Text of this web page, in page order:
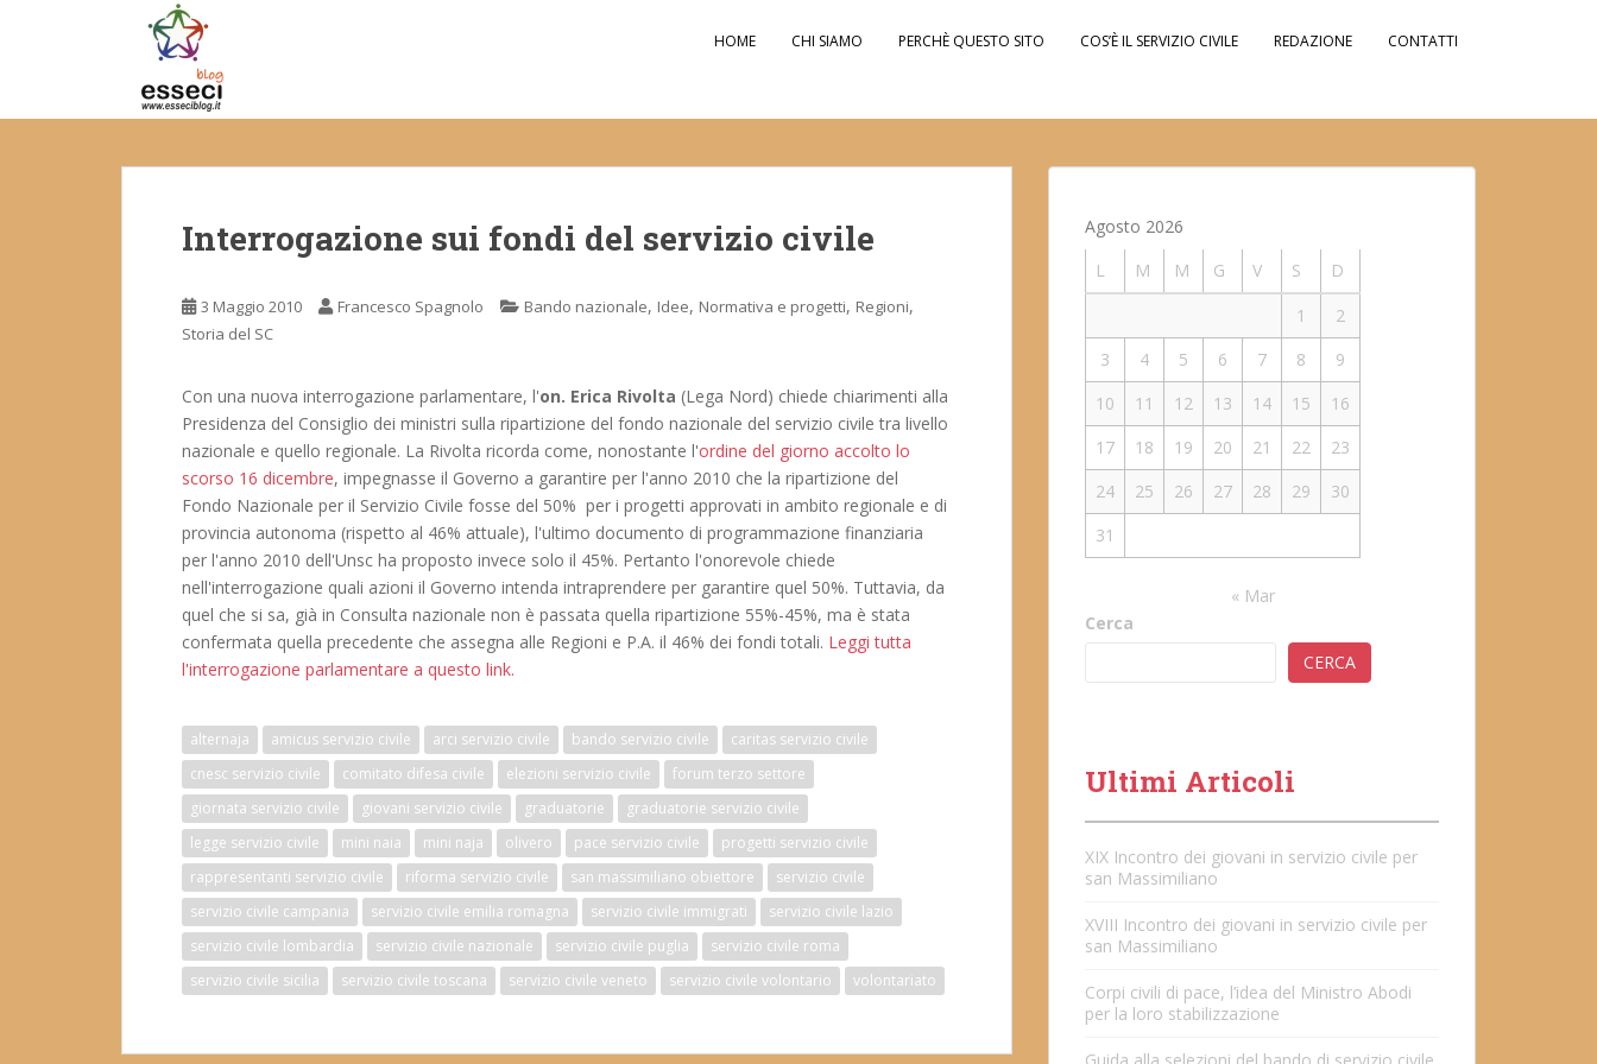
t
HOME CHI SIAMO PERCHÈ QUESTO SITO COS’È IL SERVIZIO CIVILE REDAZIONE CONTATTI
Interrogazione sui fondi del servizio civile
3 Maggio 2010 Francesco Spagnolo Bando nazionale, Idee, Normativa e progetti, Regioni,
Storia del SC
Con una nuova interrogazione parlamentare, l'on. Erica Rivolta (Lega Nord) chiede chiarimenti alla
Presidenza del Consiglio dei ministri sulla ripartizione del fondo nazionale del servizio civile tra livello
nazionale e quello regionale. La Rivolta ricorda come, nonostante l'ordine del giorno accolto lo
scorso 16 dicembre, impegnasse il Governo a garantire per l'anno 2010 che la ripartizione del
Fondo Nazionale per il Servizio Civile fosse del 50% per i progetti approvati in ambito regionale e di
provincia autonoma (rispetto al 46% attuale), l'ultimo documento di programmazione finanziaria
per l'anno 2010 dell'Unsc ha proposto invece solo il 45%. Pertanto l'onorevole chiede
nell'interrogazione quali azioni il Governo intenda intraprendere per garantire quel 50%. Tuttavia, da
quel che si sa, già in Consulta nazionale non è passata quella ripartizione 55%-45%, ma è stata
confermata quella precedente che assegna alle Regioni e P.A. il 46% dei fondi totali. Leggi tutta
l'interrogazione parlamentare a questo link.
alternaja amicus servizio civile arci servizio civile bando servizio civile
caritas servizio civile
cnesc servizio civile
comitato difesa civile elezioni servizio civile
forum terzo settore
giornata servizio civile
giovani servizio civile graduatorie
graduatorie servizio civile
legge servizio civile
mini naia mini naja olivero pace servizio civile
progetti servizio civile
rappresentanti servizio civile
riforma servizio civile san massimiliano obiettore
servizio civile
servizio civile campania
servizio civile emilia romagna servizio civile immigrati
servizio civile lazio
servizio civile lombardia
servizio civile nazionale servizio civile puglia
servizio civile roma
servizio civile sicilia
servizio civile toscana servizio civile veneto servizio civile volontario volontariato
Agosto 2026
L
M M G V S
D
1
2
3
4 5 6 7 8
9
10
11 12 13 14 15
16
17
18 19 20 21 22
23
24
25 26 27 28 29
30
31
« Mar
Cerca
CERCA
Ultimi Articoli
XIX Incontro dei giovani in servizio civile per
san Massimiliano
XVIII Incontro dei giovani in servizio civile per
san Massimiliano
Corpi civili di pace, l’idea del Ministro Abodi
per la loro stabilizzazione